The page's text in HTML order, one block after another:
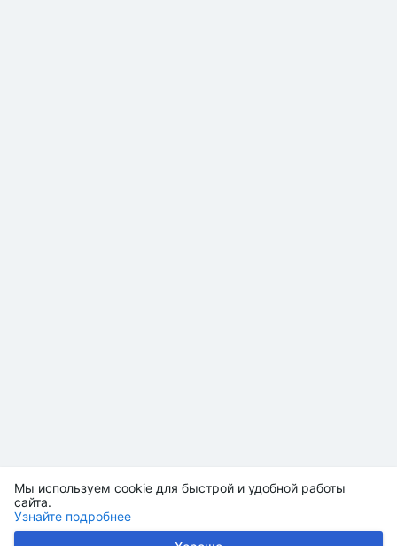
Мы используем cookie для быстрой и удобной работы
сайта.
Узнайте подробнее